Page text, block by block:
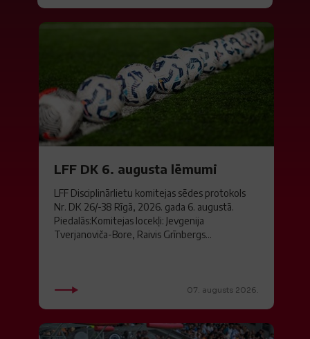
LFF DK 6. augusta lēmumi
LFF Disciplinārlietu komitejas sēdes protokols
Nr. DK 26/-38 Rīgā, 2026. gada 6. augustā.
Piedalās:Komitejas locekļi: Jevgenija
Tverjanoviča-Bore, Raivis Grīnbergs...
07. augusts 2026.